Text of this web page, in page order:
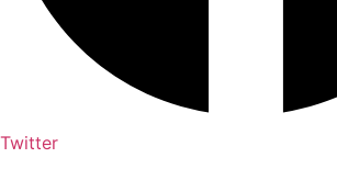
Twitter